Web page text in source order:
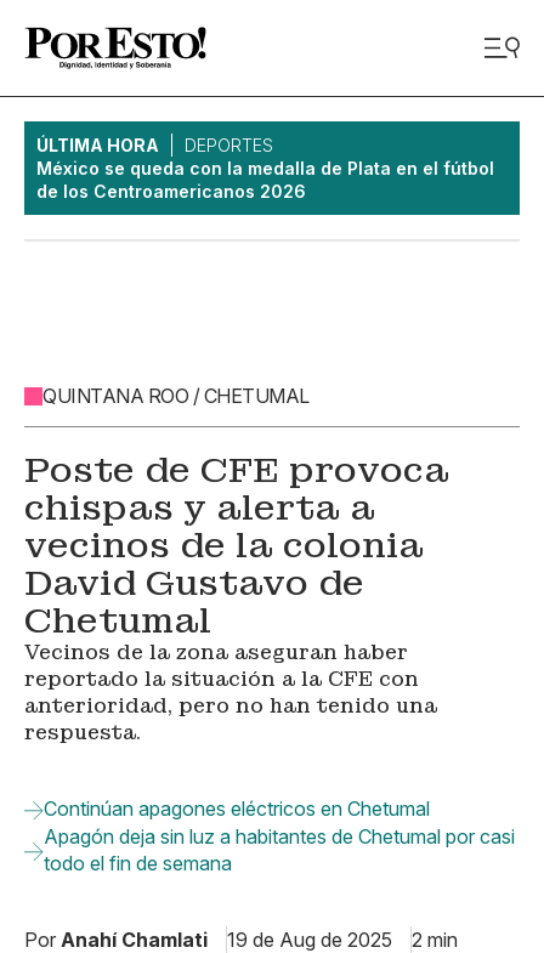
ÚLTIMA HORA
DEPORTES
México se queda con la medalla de Plata en el fútbol
de los Centroamericanos 2026
QUINTANA ROO / CHETUMAL
Poste de CFE provoca
chispas y alerta a
vecinos de la colonia
David Gustavo de
Chetumal
Vecinos de la zona aseguran haber
reportado la situación a la CFE con
anterioridad, pero no han tenido una
respuesta.
Continúan apagones eléctricos en Chetumal
Apagón deja sin luz a habitantes de Chetumal por casi
todo el fin de semana
Por Anahí Chamlati 19 de Aug de 2025 2 min